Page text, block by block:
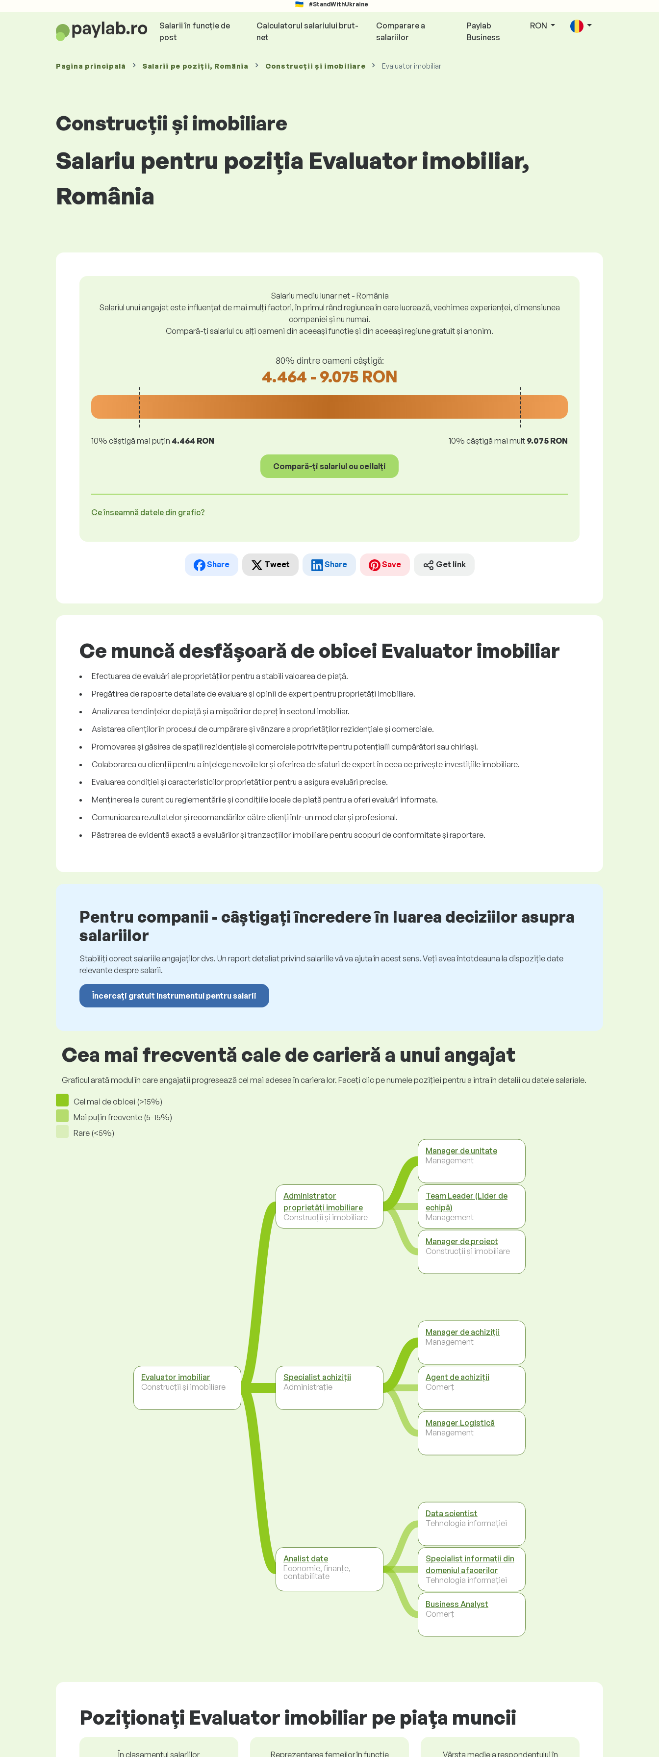
#StandWithUkraine
Salarii în funcție de
post
Calculatorul salariului brut-
net
Comparare a
salariilor
Paylab
Business
RON
Pagina principală Salarii pe poziții, România Construcții și imobiliare Evaluator imobiliar
Construcții și imobiliare
Salariu pentru poziția Evaluator imobiliar,
România
Salariu mediu lunar net - România
Salariul unui angajat este influențat de mai mulți factori, în primul rând regiunea în care lucrează, vechimea experienței, dimensiunea
companiei și nu numai.
Compară-ți salariul cu alți oameni din aceeași funcție și din aceeași regiune gratuit și anonim.
80% dintre oameni câștigă:
4.464 - 9.075 RON
10% câștigă mai puțin 4.464 RON 10% câștigă mai mult 9.075 RON
Compară-ți salariul cu ceilalți
Ce înseamnă datele din grafic?
Share Tweet Share Save Get link
Ce muncă desfășoară de obicei Evaluator imobiliar
Efectuarea de evaluări ale proprietăților pentru a stabili valoarea de piață.
Pregătirea de rapoarte detaliate de evaluare și opinii de expert pentru proprietăți imobiliare.
Analizarea tendințelor de piață și a mișcărilor de preț în sectorul imobiliar.
Asistarea clienților în procesul de cumpărare și vânzare a proprietăților rezidențiale și comerciale.
Promovarea și găsirea de spații rezidențiale și comerciale potrivite pentru potențialii cumpărători sau chiriași.
Colaborarea cu clienții pentru a înțelege nevoile lor și oferirea de sfaturi de expert în ceea ce privește investițiile imobiliare.
Evaluarea condiției și caracteristicilor proprietăților pentru a asigura evaluări precise.
Menținerea la curent cu reglementările și condițiile locale de piață pentru a oferi evaluări informate.
Comunicarea rezultatelor și recomandărilor către clienți într-un mod clar și profesional.
Păstrarea de evidență exactă a evaluărilor și tranzacțiilor imobiliare pentru scopuri de conformitate și raportare.
Pentru companii - câștigați încredere în luarea deciziilor asupra
salariilor
Stabiliți corect salariile angajaților dvs. Un raport detaliat privind salariile vă va ajuta în acest sens. Veți avea întotdeauna la dispoziție date
relevante despre salarii.
Încercați gratuit Instrumentul pentru salarii
Cea mai frecventă cale de carieră a unui angajat
Graficul arată modul în care angajații progresează cel mai adesea în cariera lor. Faceți clic pe numele poziției pentru a intra în detalii cu datele salariale.
Cel mai de obicei (>15%)
Mai puțin frecvente (5-15%)
Rare (<5%)
Evaluator imobiliar
Construcții și imobiliare
Administrator
proprietăți imobiliare
Construcții și imobiliare
Specialist achiziții
Administrație
Analist date
Economie, finanțe,
contabilitate
Manager de unitate
Management
Team Leader (Lider de
echipă)
Management
Manager de proiect
Construcții și imobiliare
Manager de achiziții
Management
Agent de achiziții
Comerț
Manager Logistică
Management
Data scientist
Tehnologia informației
Specialist informații din
domeniul afacerilor
Tehnologia informației
Business Analyst
Comerț
Poziționați Evaluator imobiliar pe piața muncii
În clasamentul salariilor Reprezentarea femeilor în funcție Vârsta medie a respondentului în